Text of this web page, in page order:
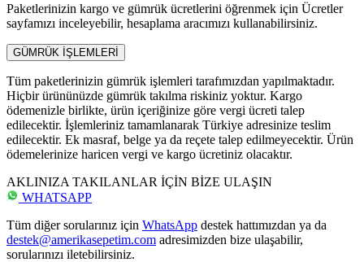
Paketlerinizin kargo ve gümrük ücretlerini öğrenmek için Ücretler
sayfamızı inceleyebilir, hesaplama aracımızı kullanabilirsiniz.
GÜMRÜK İŞLEMLERİ
Tüm paketlerinizin gümrük işlemleri tarafımızdan yapılmaktadır.
Hiçbir ürününüzde gümrük takılma riskiniz yoktur. Kargo
ödemenizle birlikte, ürün içeriğinize göre vergi ücreti talep
edilecektir. İşlemleriniz tamamlanarak Türkiye adresinize teslim
edilecektir. Ek masraf, belge ya da reçete talep edilmeyecektir. Ürün
ödemelerinize haricen vergi ve kargo ücretiniz olacaktır.
AKLINIZA TAKILANLAR İÇİN BİZE ULAŞIN
WHATSAPP
Tüm diğer sorularınız için WhatsApp destek hattımızdan ya da
destek@amerikasepetim.com adresimizden bize ulaşabilir,
sorularınızı iletebilirsiniz.